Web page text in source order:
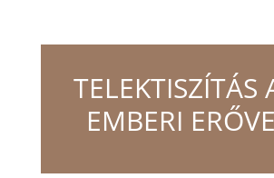
TELEKTISZÍTÁS
EMBERI